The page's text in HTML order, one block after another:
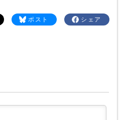
シェア
ポスト